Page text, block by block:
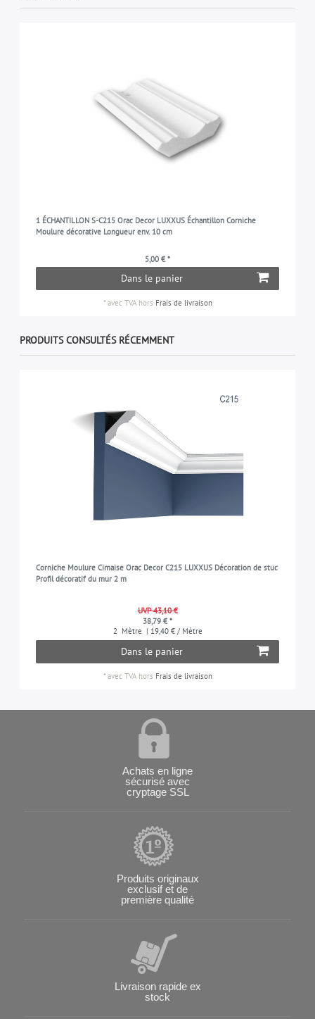
1 ÉCHANTILLON S-C215 Orac Decor LUXXUS Échantillon Corniche
Moulure décorative Longueur env. 10 cm
5,00 € *
Dans le panier
*avec TVAhors Frais de livraison
PRODUITS CONSULTÉS RÉCEMMENT
Corniche Moulure Cimaise Orac Decor C215 LUXXUS Décoration de stuc
Profil décoratif du mur 2 m
UVP 43,10 €
38,79 € *
2 Mètre | 19,40 € / Mètre
Dans le panier
*avec TVAhors Frais de livraison
Achats en ligne
sécurisé avec
cryptage SSL
Produits originaux
exclusif et de
première qualité
Livraison rapide ex
stock